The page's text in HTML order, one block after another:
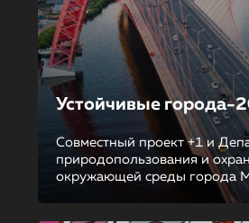
Устойчивые города-
Совместный проект +1 и
природопользования и
окружающей среды города